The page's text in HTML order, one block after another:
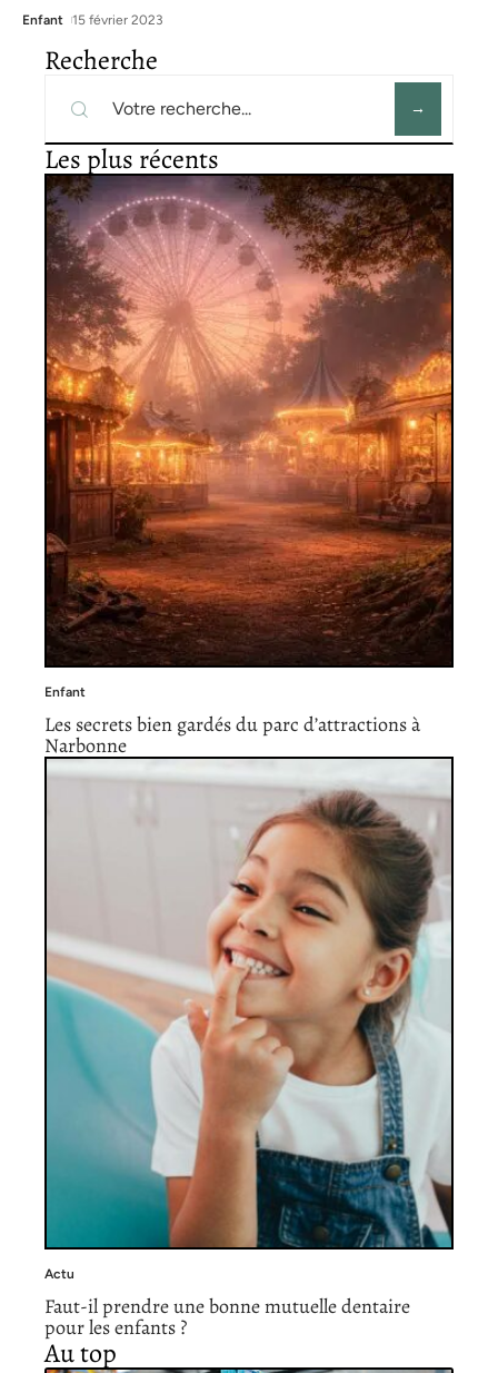
Enfant 15 février 2023
Recherche
Les plus récents
Enfant
Les secrets bien gardés du parc d’attractions à
Narbonne
Actu
Faut-il prendre une bonne mutuelle dentaire
pour les enfants ?
Au top